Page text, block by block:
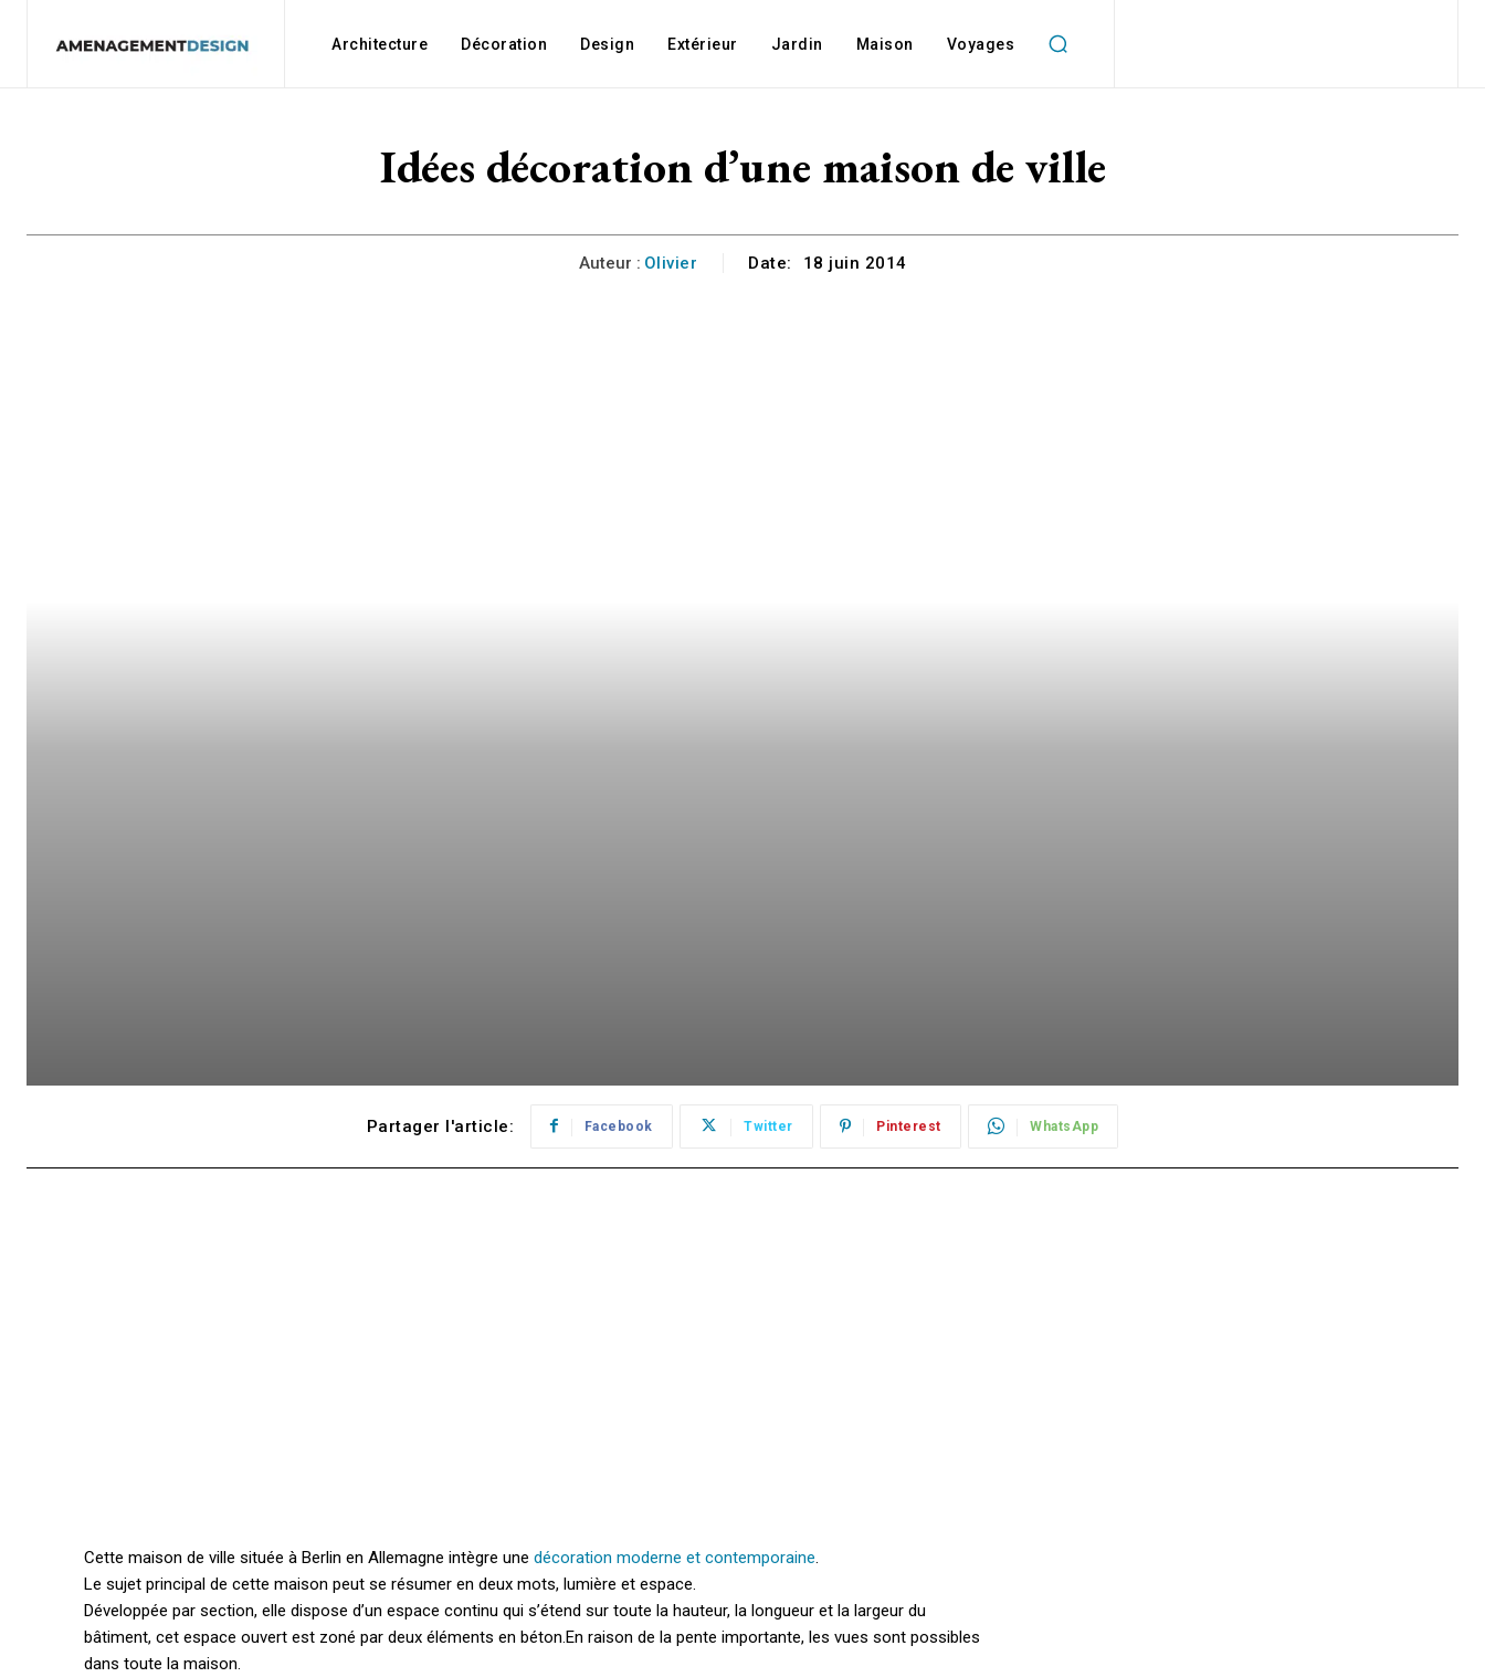
Architecture Décoration Design Extérieur Jardin Maison Voyages
Idées décoration d’une maison de ville
Auteur : Olivier Date: 18 juin 2014
Partager l'article: Facebook Twitter Pinterest WhatsApp
Cette maison de ville située à Berlin en Allemagne intègre une décoration moderne et contemporaine.
Le sujet principal de cette maison peut se résumer en deux mots, lumière et espace.
Développée par section, elle dispose d’un espace continu qui s’étend sur toute la hauteur, la longueur et la largeur du
bâtiment, cet espace ouvert est zoné par deux éléments en béton.En raison de la pente importante, les vues sont possibles
dans toute la maison.